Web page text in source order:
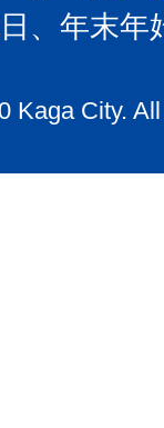
、年末
Kaga City.